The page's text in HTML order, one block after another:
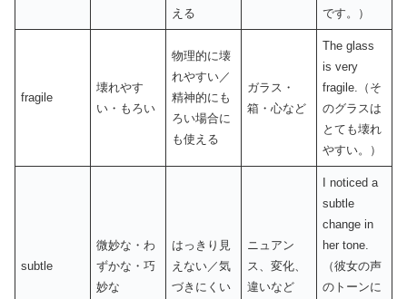
える
です。）
fragile
壊れやす
い・もろい
物理的に壊
れやすい／
精神的にも
ろい場合に
も使える
ガラス・
箱・心など
The glass
is very
fragile.（そ
のグラスは
とても壊れ
やすい。）
subtle
微妙な・わ
ずかな・巧
妙な
はっきり見
えない／気
づきにくい
ニュアン
ス、変化、
違いなど
I noticed a
subtle
change in
her tone.
（彼女の声
のトーンに